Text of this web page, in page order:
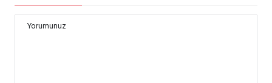
Yorumunuz